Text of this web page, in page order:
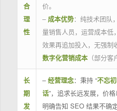
合
理
性
价。
– 成本优势：纯技术团队
量销售人员，运营成本低
效果再追加投入，无强制
数字化营销成本（部分客
长
期
发
–经营理念：秉持 “不忘
话”，追求长远发展，价
明确告知 SEO 结果不确